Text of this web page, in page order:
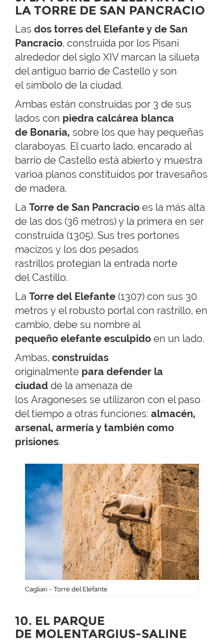
LA TORRE DE SAN PANCRACIO
Las dos torres del Elefante y de San
Pancracio, construida por los Pisani
alrededor del siglo XIV marcan la silueta
del antiguo barrio de Castello y son
el símbolo de la ciudad.
Ambas están construidas por 3 de sus
lados con piedra calcárea blanca
de Bonaria, sobre los que hay pequeñas
claraboyas. El cuarto lado, encarado al
barrio de Castello está abierto y muestra
varioa planos constituidos por travesaños
de madera.
La Torre de San Pancracio es la más alta
de las dos (36 metros) y la primera en ser
construida (1305). Sus tres portones
macizos y los dos pesados
rastrillos protegían la entrada norte
del Castillo.
La Torre del Elefante (1307) con sus 30
metros y el robusto portal con rastrillo, en
cambio, debe su nombre al
pequeño elefante esculpido en un lado.
Ambas, construidas
originalmente para defender la
ciudad de la amenaza de
los Aragoneses se utilizaron con el paso
del tiempo a otras funciones: almacén,
arsenal, armería y también como
prisiones.
Cagliari - Torre del Elefante
10. EL PARQUE
DE MOLENTARGIUS-SALINE